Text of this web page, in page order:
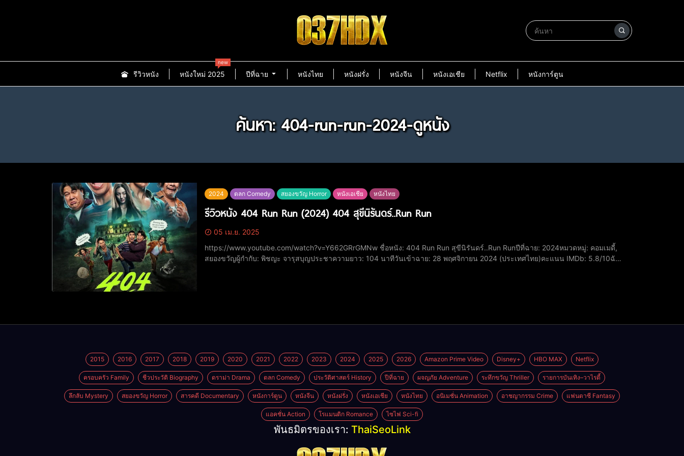
รีวิวหนัง หนังใหม่ 2025
new
ปีที่ฉาย หนังไทย หนังฝรั่ง หนังจีน หนังเอเชีย Netflix หนังการ์ตูน
ค้นหา: 404-run-run-2024-ดูหนัง
2024 ตลก Comedy สยองขวัญ Horror หนังเอเชีย หนังไทย
รีวิวหนัง 404 Run Run (2024) 404 สุขีนิรันดร์..Run Run
05 เม.ย. 2025
https://www.youtube.com/watch?v=Y662GRrGMNw ชื่อหนัง: 404 Run Run สุขีนิรันดร์..Run Run​ปีที่ฉาย: 2024​หมวดหมู่: คอมเมดี้,
สยองขวัญ​ผู้กำกับ: พิชญะ จารุสบุญประชา​ความยาว: 104 นาที​วันเข้าฉาย: 28 พฤศจิกายน 2024 (ประเทศไทย)​คะแนน IMDb: 5.8/10ฉัน
2015 2016 2017 2018 2019 2020 2021 2022 2023 2024 2025 2026 Amazon Prime Video Disney+ HBO MAX Netflix
ครอบครัว Family ชีวประวัติ Biography ดราม่า Drama ตลก Comedy ประวัติศาสตร์ History ปีที่ฉาย ผจญภัย Adventure ระทึกขวัญ Thriller รายการบันเทิง–วาไรตี้
ลึกลับ Mystery สยองขวัญ Horror สารคดี Documentary หนังการ์ตูน หนังจีน หนังฝรั่ง หนังเอเชีย หนังไทย อนิเมชั่น Animation อาชญากรรม Crime แฟนตาซี Fantasy
แอคชั่น Action โรแมนติก Romance ไซไฟ Sci-fi
พันธมิตรของเรา: ThaiSeoLink